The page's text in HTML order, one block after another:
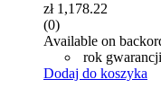
zł1,178.22
(0)
Available on
rok
Dodaj do koszyka